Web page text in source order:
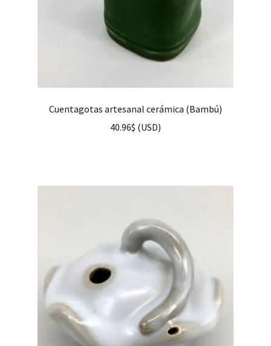
Cuentagotas artesanal cerámica (Bambú)
40.96$ (USD)